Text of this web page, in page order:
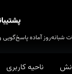
پشتیبانی ۲۴/۷ برای
شبانه‌روز آماده
ناحیه کاربری